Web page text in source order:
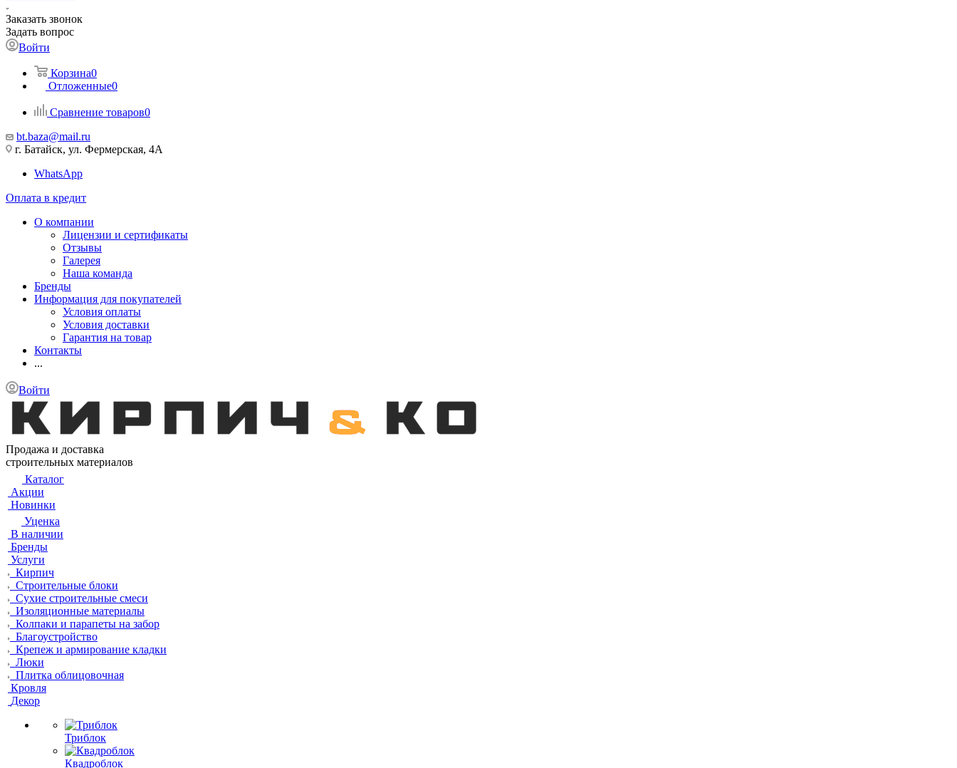
Заказать звонок
Задать вопрос
Войти
Корзина0
Отложенные0
Сравнение товаров0
bt.baza@mail.ru
г. Батайск, ул. Фермерская, 4А
WhatsApp
Оплата в кредит
О компании
Лицензии и сертификаты
Отзывы
Галерея
Наша команда
Бренды
Информация для покупателей
Условия оплаты
Условия доставки
Гарантия на товар
Контакты
...
Войти
Продажа и доставка
строительных материалов
Каталог
Акции
Новинки
Уценка
В наличии
Бренды
Услуги
Кирпич
Строительные блоки
Сухие строительные смеси
Изоляционные материалы
Колпаки и парапеты на забор
Благоустройство
Крепеж и армирование кладки
Люки
Плитка облицовочная
Кровля
Декор
Триблок
Квадроблок